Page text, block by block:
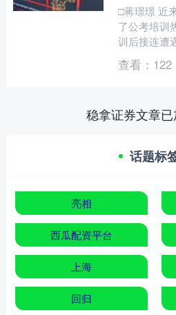
□蒋璟璟 近
了公考培训
训后接连遭
盾、录播课
事。不少培
查看： 122
稳拿证券文章
话题标
亮相
西瓜配资平台
上海
回归